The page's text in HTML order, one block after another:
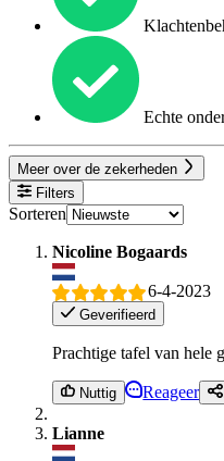
Echte
Meer over de zekerheden
Filters
Sorteren
Nicoline Bogaards
6-4-2023
Geverifieerd
Prachtige tafel van hele
Nuttig Reageer
Lianne